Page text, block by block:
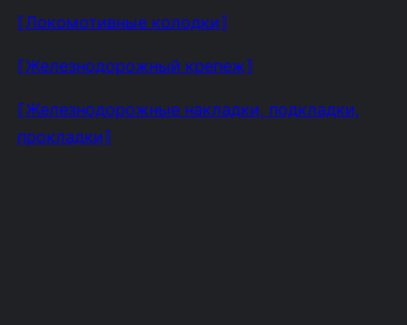
⟦Локомотивные колодки⟧
⟦Железнодорожный крепеж⟧
⟦Железнодорожные накладки, подкладки,
прокладки⟧